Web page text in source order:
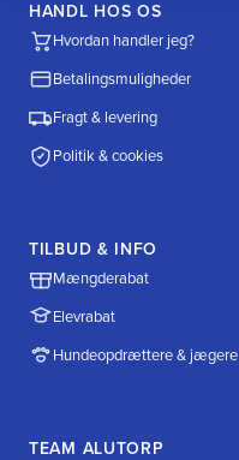
HANDL HOS OS
Hvordan handler jeg?
Betalingsmuligheder
Fragt & levering
Politik & cookies
TILBUD & INFO
Mængderabat
Elevrabat
Hundeopdrættere & jægere
TEAM ALUTORP